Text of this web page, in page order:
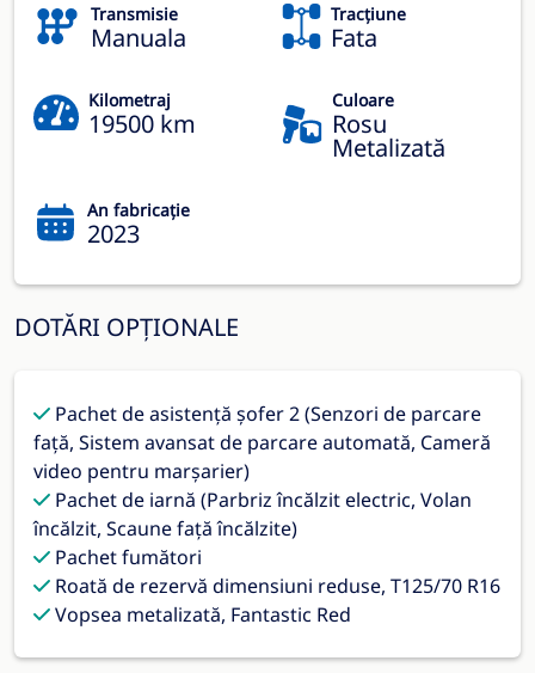
Transmisie
Manuala
Tracțiune
Fata
Kilometraj
19500 km
Culoare
Rosu
Metalizată
An fabricație
2023
DOTĂRI OPȚIONALE
Pachet de asistență șofer 2 (Senzori de parcare
faţă, Sistem avansat de parcare automată, Cameră
video pentru marșarier)
Pachet de iarnă (Parbriz încălzit electric, Volan
încălzit, Scaune faţă încălzite)
Pachet fumători
Roată de rezervă dimensiuni reduse, T125/70 R16
Vopsea metalizată, Fantastic Red